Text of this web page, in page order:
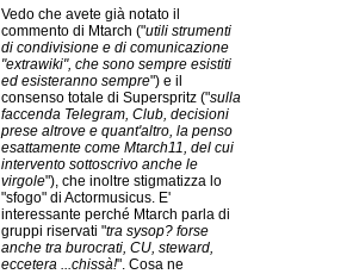
Vedo che avete già notato il
commento di Mtarch ("utili strumenti
di condivisione e di comunicazione
"extrawiki", che sono sempre esistiti
ed esisteranno sempre") e il
consenso totale di Superspritz ("sulla
faccenda Telegram, Club, decisioni
prese altrove e quant'altro, la penso
esattamente come Mtarch11, del cui
intervento sottoscrivo anche le
virgole"), che inoltre stigmatizza lo
"sfogo" di Actormusicus. E'
interessante perché Mtarch parla di
gruppi riservati "tra sysop? forse
anche tra burocrati, CU, steward,
eccetera ...chissà!". Cosa ne